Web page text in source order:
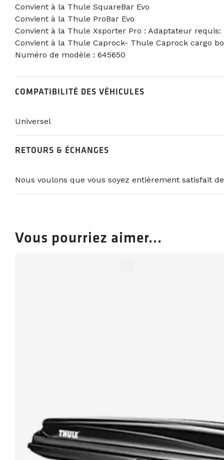
Convient à la Thule SquareBar Evo
Convient à la Thule ProBar Evo
Convient à la Thule Xsporter Pro : Adaptateur
Convient à la Thule Caprock- Thule Caprock cargo
Numéro de modèle : 645650
COMPATIBILITÉ DES VÉHICULES
Universel
RETOURS & ÉCHANGES
Nous voulons que vous soyez entièrement satisfait
Vous pourriez aimer...